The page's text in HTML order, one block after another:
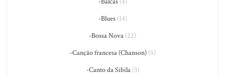
-Blues(14)
-Bossa Nova (22)
-Canção francesa (Chanson)(5)
-Canto da Sibila(3)